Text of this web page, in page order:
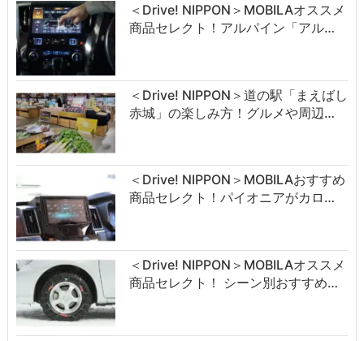
＜Drive! NIPPON＞MOBILAオススメ
商品セレクト！アルパイン「アル…
＜Drive! NIPPON＞道の駅「まえばし
赤城」の楽しみ方！グルメや周辺…
＜Drive! NIPPON＞MOBILAおすすめ
商品セレクト！パイオニアがカロ…
＜Drive! NIPPON＞MOBILAオススメ
商品セレクト！ シーン別おすすめ…